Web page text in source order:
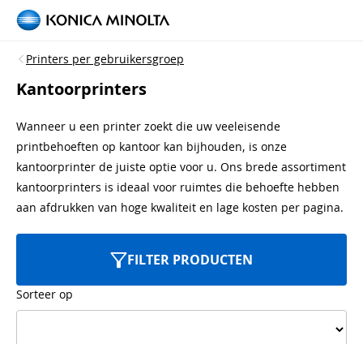
Printers per gebruikersgroep
Kantoorprinters
Wanneer u een printer zoekt die uw veeleisende
printbehoeften op kantoor kan bijhouden, is onze
kantoorprinter de juiste optie voor u. Ons brede assortiment
kantoorprinters is ideaal voor ruimtes die behoefte hebben
aan afdrukken van hoge kwaliteit en lage kosten per pagina.
FILTER PRODUCTEN
Sorteer op